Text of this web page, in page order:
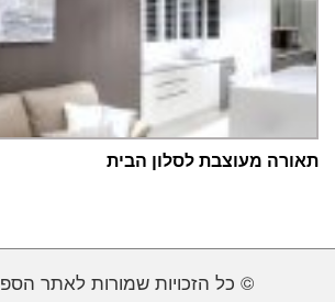
תאורה מעוצבת לסלון הבית
© כל הזכויות שמורות לאתר